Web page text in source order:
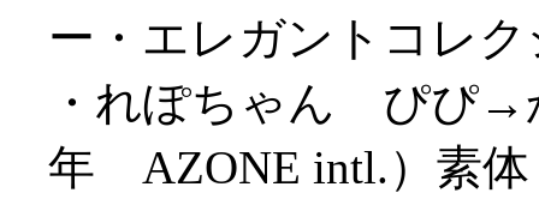
ー・エレガントコレク
・れぽちゃん ぴぴ→
年 AZONE intl.）素体